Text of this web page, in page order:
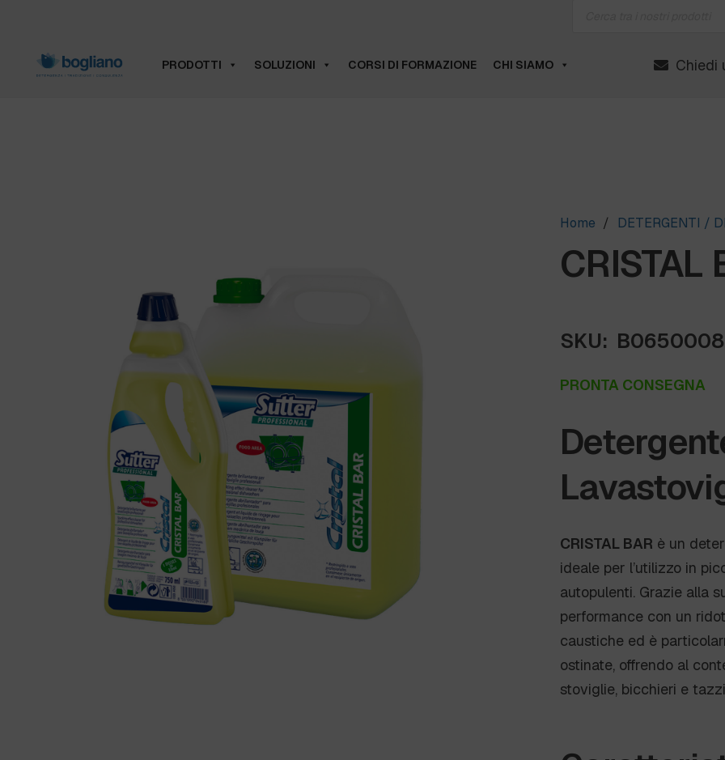
PRODOTTI SOLUZIONI CORSI DI FORMAZIONE CHI SIAMO Chiedi
Home / DETERGENTI /
CRISTAL
SKU: B0650008
PRONTA CONSEGNA
CRISTAL BAR è un
ideale per l’utilizzo in
autopulenti. Grazie alla
performance con un
caustiche ed è
ostinate, offrendo al
stoviglie, bicchieri e